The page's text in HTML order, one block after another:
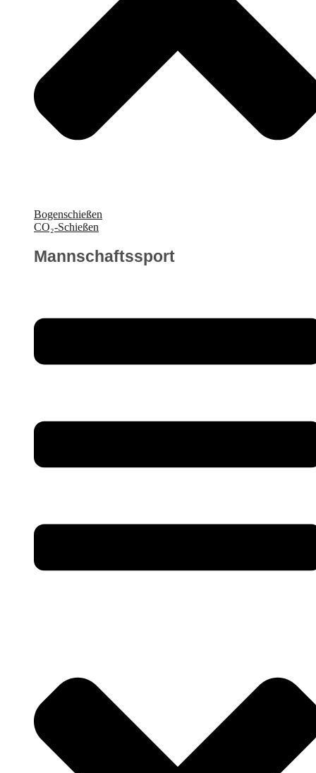
Bogenschießen
CO₂-Schießen
Mannschaftssport